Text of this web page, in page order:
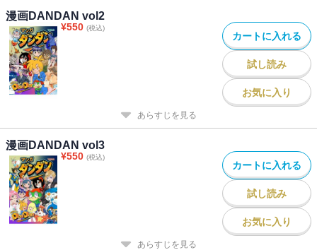
漫画から受け取った「ワクワクする力」を原点に、次世代の読者に
本当に必要な物語とは何かを追求し、漫画DANDANでは、国や言語
を超えて楽しめる方針を掲げ、世界の子どもたちに物語の楽しさと
想像力を届けることを目指しています。
漫画DANDAN vol2
¥550 (税込)
カートに入れる
試し読み
お気に入り
あらすじを見る
漫画DANDAN vol3
¥550 (税込)
カートに入れる
試し読み
お気に入り
あらすじを見る